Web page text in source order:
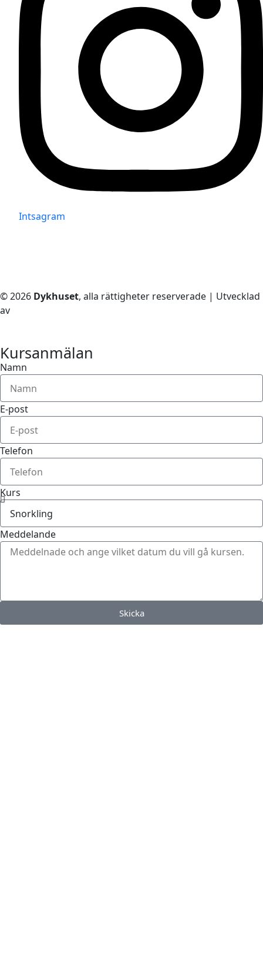
Intsagram
© 2026 Dykhuset, alla rättigheter reserverade | Utvecklad
av
Kursanmälan
Namn
E-post
Telefon
Kurs
Meddelande
Skicka